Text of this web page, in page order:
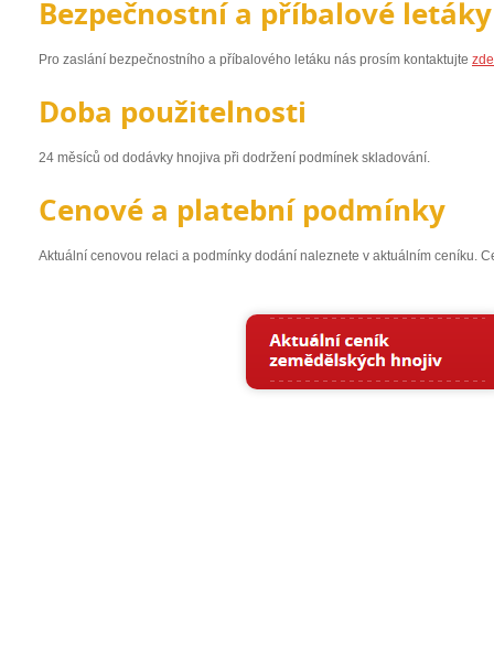
Bezpečnostní a příbalové letáky
Pro zaslání bezpečnostního a příbalového letáku nás prosím kontaktujte zde
Doba použitelnosti
24 měsíců od dodávky hnojiva při dodržení podmínek skladování.
Cenové a platební podmínky
Aktuální cenovou relaci a podmínky dodání naleznete v aktuálním ceníku.